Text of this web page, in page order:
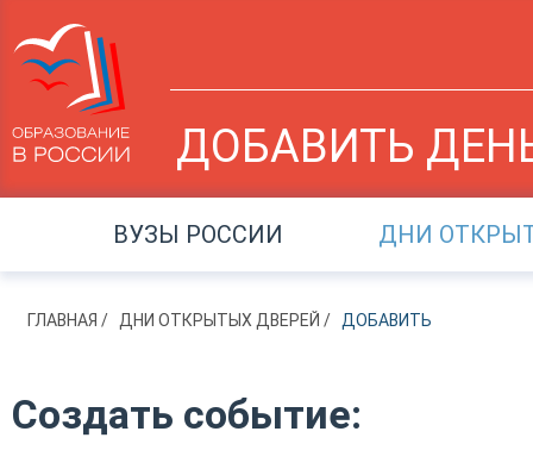
ДОБАВИТЬ
ВУЗЫ РОССИИ ДНИ
ГЛАВНАЯ ДНИ ОТКРЫТЫХ ДВЕРЕЙ ДОБАВИТЬ
Создать событие: